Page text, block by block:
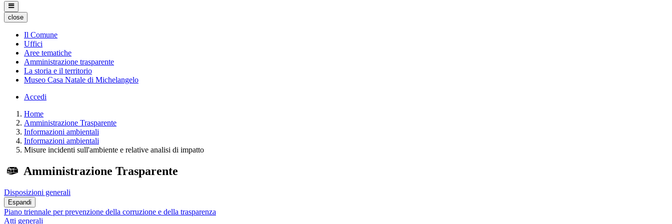
close
Il Comune
Uffici
Aree tematiche
Amministrazione trasparente
La storia e il territorio
Museo Casa Natale di Michelangelo
Accedi
Home
Amministrazione Trasparente
Informazioni ambientali
Informazioni ambientali
Misure incidenti sull'ambiente e relative analisi di impatto
Amministrazione Trasparente
Disposizioni generali
Espandi
Piano triennale per prevenzione della corruzione e della trasparenza
Atti generali